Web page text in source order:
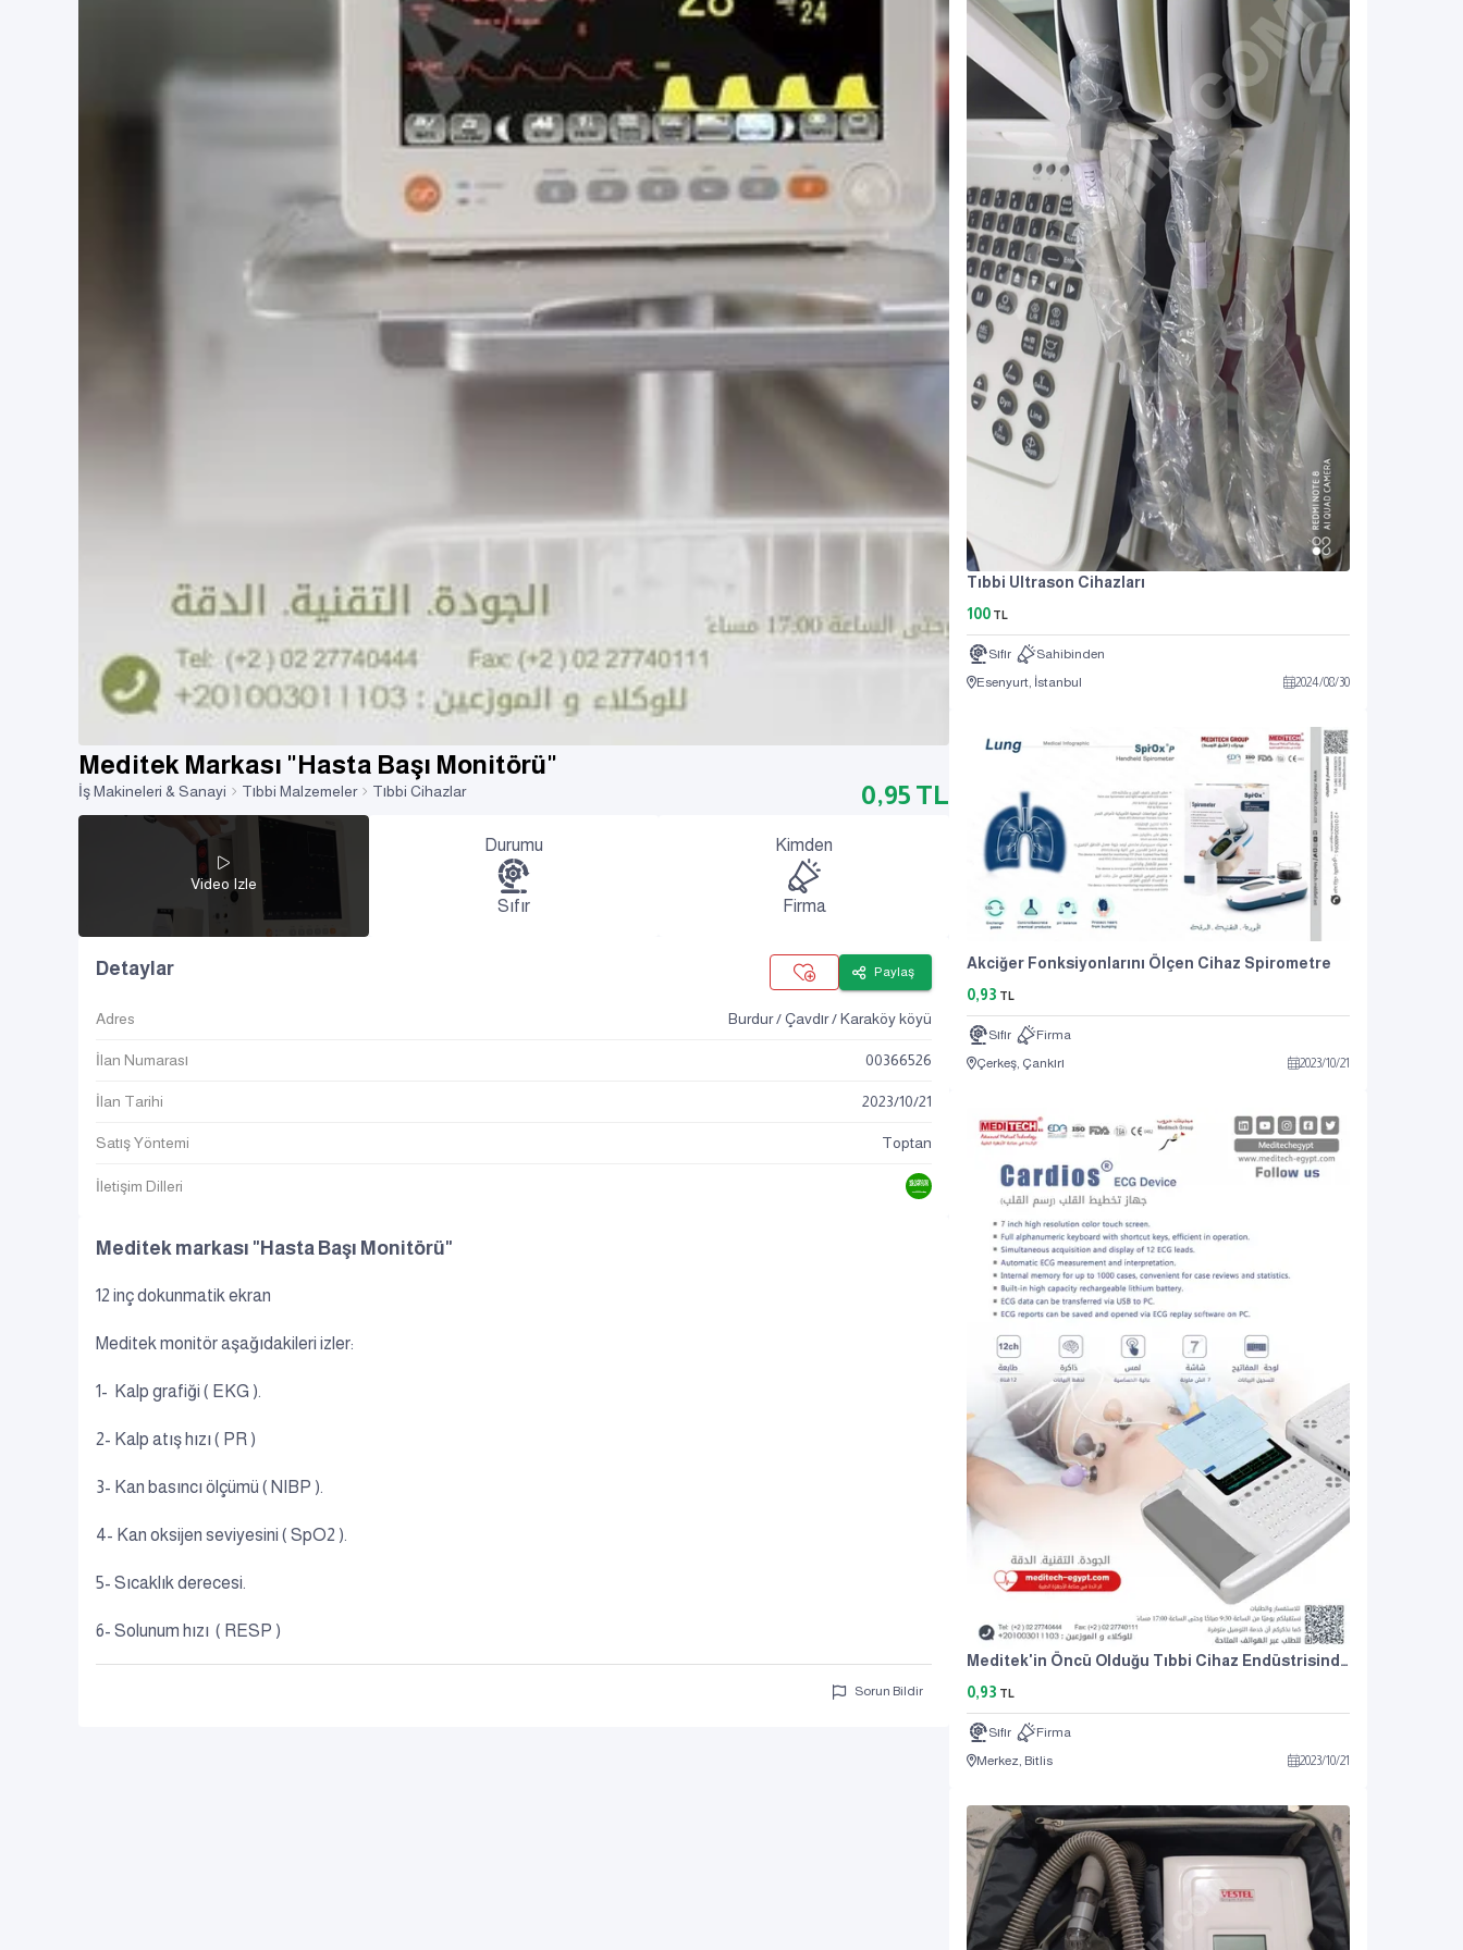
Meditek Markası "Hasta Başı Monitörü"
İş Makineleri & Sanayi Tıbbi Malzemeler Tıbbi Cihazlar 0,95 TL
Video Izle
Durumu
Sıfır
Kimden
Firma
Detaylar Paylaş
Adres Burdur / Çavdır / Karaköy köyü
İlan Numarası 00366526
İlan Tarihi 2023/10/21
Satış Yöntemi Toptan
İletişim Dilleri
Meditek markası "Hasta Başı Monitörü"
12 inç dokunmatik ekran
Meditek monitör aşağıdakileri izler:
1- Kalp grafiği ( EKG ).
2- Kalp atış hızı ( PR )
3- Kan basıncı ölçümü ( NIBP ).
4- Kan oksijen seviyesini ( SpO2 ).
5- Sıcaklık derecesi.
6- Solunum hızı ( RESP )
Sorun Bildir
Tıbbi Ultrason Cihazları
100 TL
Sıfır
Sahibinden
Esenyurt, İstanbul
2024/08/30
Akciğer Fonksiyonlarını Ölçen Cihaz Spirometre
0,93 TL
Sıfır
Firma
Çerkeş, Çankırı
2023/10/21
Meditek'in Öncü Olduğu Tıbbi Cihaz Endüstrisinden Kalp Çizim Cihazı (cardios)
0,93 TL
Sıfır
Firma
Merkez, Bitlis
2023/10/21